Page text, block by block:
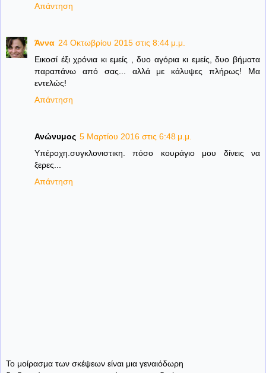
Απάντηση
Άννα 24 Οκτωβρίου 2015 στις 8:44 μ.μ.
Εικοσί έξι χρόνια κι εμείς , δυο αγόρια κι εμείς, δυο βήματα
παραπάνω από σας... αλλά με κάλυψες πλήρως! Μα
εντελώς!
Απάντηση
Ανώνυμος 5 Μαρτίου 2016 στις 6:48 μ.μ.
Υπέροχη.συγκλονιστικη. πόσο κουράγιο μου δίνεις να
ξερες...
Απάντηση
Το μοίρασμα των σκέψεων είναι μια γεναιόδωρη